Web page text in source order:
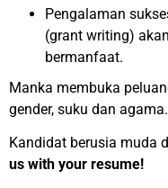
Pengalaman
(grant writing)
bermanfaat.
Manka membuka
gender, suku dan agama.
Kandidat berusia muda
us with your resume!